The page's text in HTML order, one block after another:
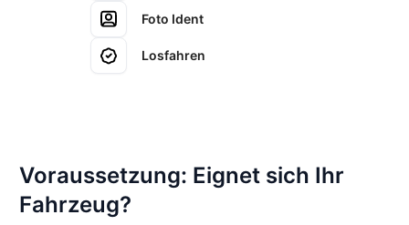
Foto Ident
Losfahren
Voraussetzung: Eignet sich Ihr
Fahrzeug?